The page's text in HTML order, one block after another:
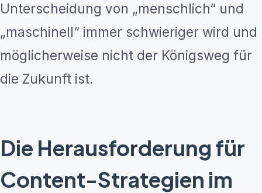
Unterscheidung von „menschlich“ und
„maschinell“ immer schwieriger wird und
möglicherweise nicht der Königsweg für
die Zukunft ist.
Die Herausforderung für
Content-Strategien im